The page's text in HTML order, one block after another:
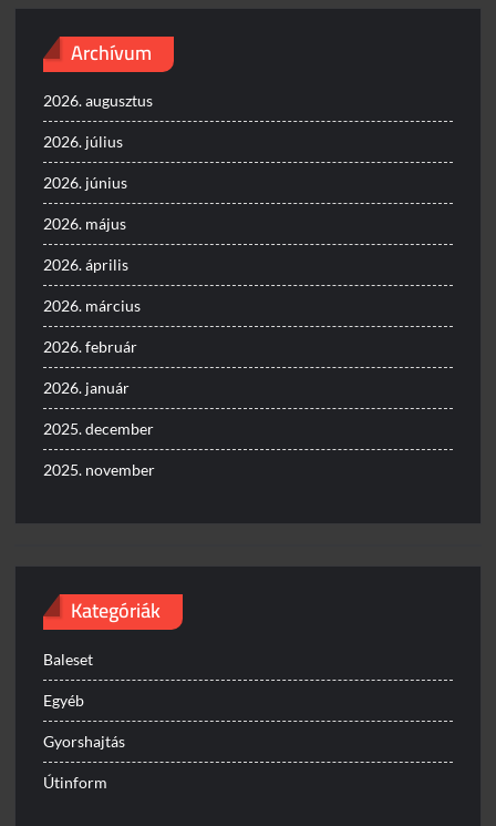
Archívum
2026. augusztus
2026. július
2026. június
2026. május
2026. április
2026. március
2026. február
2026. január
2025. december
2025. november
Kategóriák
Baleset
Egyéb
Gyorshajtás
Útinform